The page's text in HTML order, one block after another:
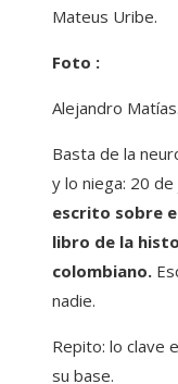
Mateus Uribe.
Foto :
Alejandro
Basta de la
y lo niega: 20
escrito sobre
libro de la
colombiano.
nadie.
Repito: lo clave
su base.